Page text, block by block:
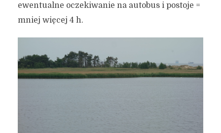
ewentualne oczekiwanie na autobus i postoje =
mniej więcej 4 h.